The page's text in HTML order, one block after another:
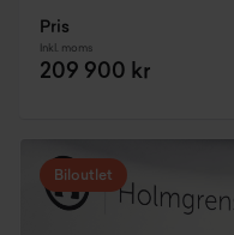
Pris
Inkl. moms
209 900 kr
Biloutlet